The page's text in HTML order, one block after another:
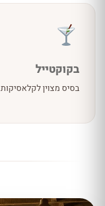
בקוקטייל
בסיס מצוין לקלאסיקות